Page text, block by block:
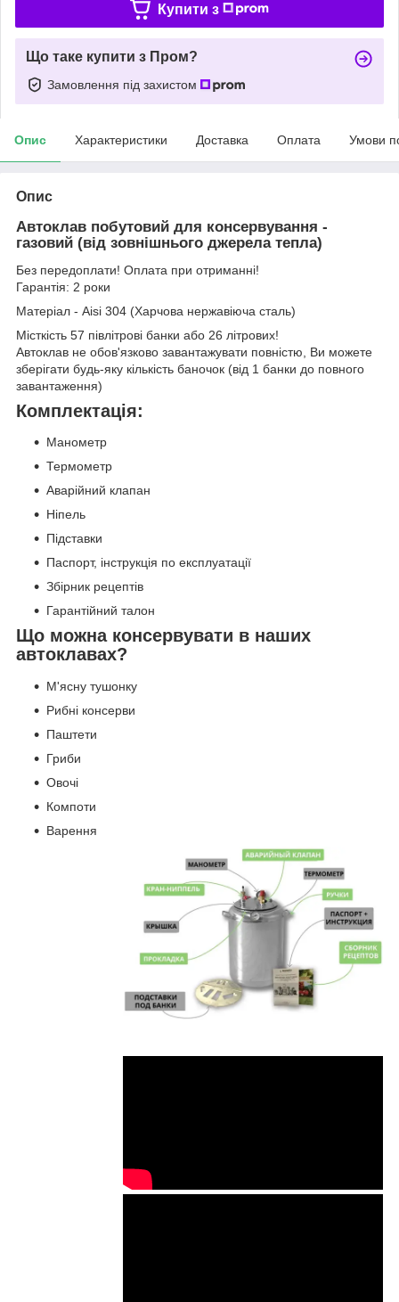
Купити з
Що таке купити з Пром?
Замовлення під захистом
Опис Характеристики Доставка Оплата Умови
Опис
Автоклав побутовий для консервування -
газовий (від зовнішнього джерела тепла)
Без передоплати! Оплата при отриманні!
Гарантія: 2 роки
Матеріал - Aisi 304 (Харчова нержавіюча сталь)
Місткість 57 півлітрові банки або 26 літрових!
Автоклав не обов'язково завантажувати повністю, Ви можете
зберігати будь-яку кількість баночок (від 1 банки до повного
завантаження)
Комплектація:
Манометр
Термометр
Аварійний клапан
Ніпель
Підставки
Паспорт, інструкція по експлуатації
Збірник рецептів
Гарантійний талон
Що можна консервувати в наших
автоклавах?
М'ясну тушонку
Рибні консерви
Паштети
Гриби
Овочі
Компоти
Варення